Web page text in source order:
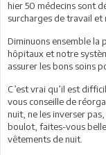
hier 50 médecins sont
surcharges de travail et
Diminuons ensemble
hôpitaux et notre
assurer les bons soins
C’est vrai qu’il est
vous conseille de
nuit, ne les inverser
boulot, faites-vous
vêtements de nuit.